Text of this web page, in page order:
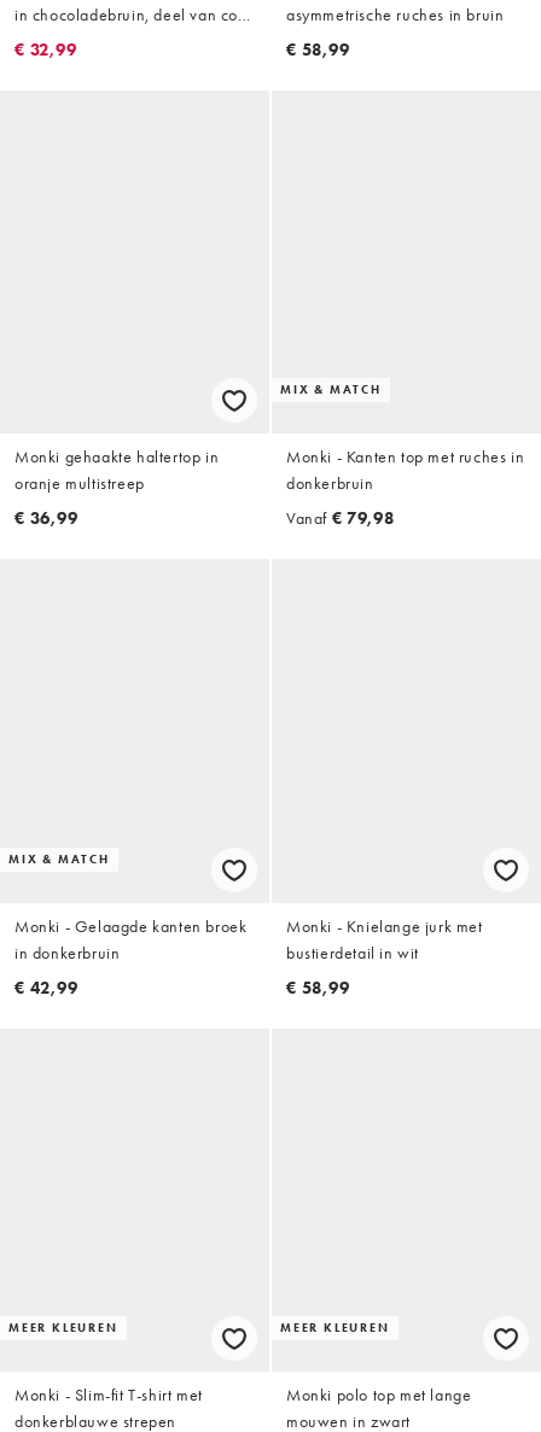
in chocoladebruin, deel van co-
ord set
€ 32,99
asymmetrische ruches in bruin
€ 58,99
Monki gehaakte haltertop in
oranje multistreep
€ 36,99
MIX & MATCH
Monki - Kanten top met ruches in
donkerbruin
Vanaf € 79,98
MIX & MATCH
Monki - Gelaagde kanten broek
in donkerbruin
€ 42,99
Monki - Knielange jurk met
bustierdetail in wit
€ 58,99
MEER KLEUREN
Monki - Slim-fit T-shirt met
donkerblauwe strepen
MEER KLEUREN
Monki polo top met lange
mouwen in zwart